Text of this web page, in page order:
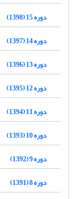
دوره 15 (1398)
دوره 14 (1397)
دوره 13 (1396)
دوره 12 (1395)
دوره 11 (1394)
دوره 10 (1393)
دوره 9 (1392)
دوره 8 (1391)